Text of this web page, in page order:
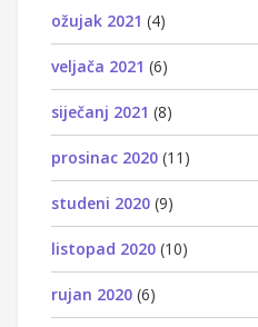
ožujak 2021 (4)
veljača 2021 (6)
siječanj 2021 (8)
prosinac 2020 (11)
studeni 2020 (9)
listopad 2020 (10)
rujan 2020 (6)